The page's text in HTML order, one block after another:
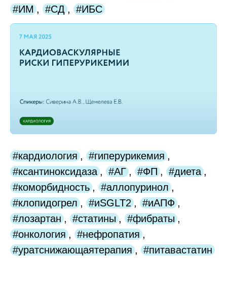
#ИМ , #СД , #ИБС
#кардиология , #гиперурикемия ,
#ксантиноксидаза , #АГ , #ФП , #диета ,
#коморбидность , #аллопуринол ,
#клопидогрел , #иSGLT2 , #иАПФ ,
#лозартан , #статины , #фибраты ,
#онкология , #нефропатия ,
#уратснижающаятерапия , #питавастатин